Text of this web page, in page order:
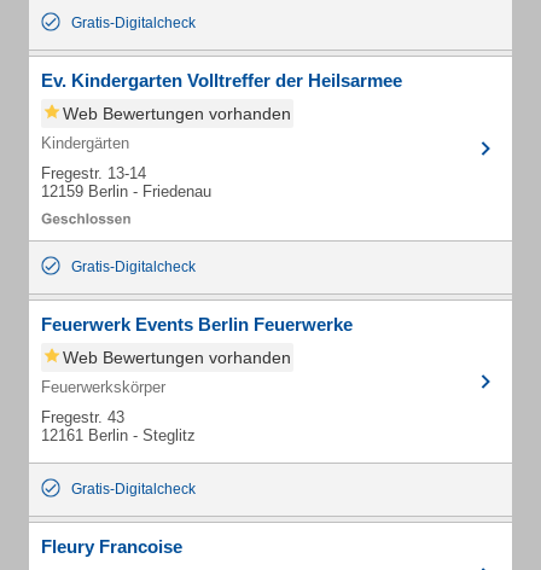
Gratis-Digitalcheck
Ev. Kindergarten Volltreffer der Heilsarmee
Web Bewertungen vorhanden
Kindergärten
Fregestr. 13-14
12159 Berlin - Friedenau
Gratis-Digitalcheck
Feuerwerk Events Berlin Feuerwerke
Web Bewertungen vorhanden
Feuerwerkskörper
Fregestr. 43
12161 Berlin - Steglitz
Gratis-Digitalcheck
Fleury Francoise